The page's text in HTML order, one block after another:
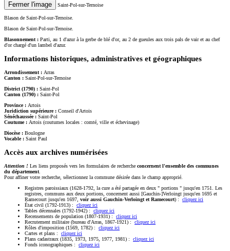
Fermer l'image
Saint-Pol-sur-Ternoise
Blason de Saint-Pol-sur-Ternoise.
Blason de Saint-Pol-sur-Ternoise.
Blasonnement : Parti, au 1 d'azur à la gerbe de blé d'or, au 2 de gueules aux trois pals de vair et au chef
d'or chargé d'un lambel d'azur.
Informations historiques, administratives et géographiques
Arrondissement : Arras
Canton : Saint-Pol-sur-Ternoise
District (1790) : Saint-Pol
Canton (1790) : Saint-Pol
Province : Artois
Juridiction supérieure : Conseil d'Artois
Sénéchaussée : Saint-Pol
Coutume : Artois (coutumes locales : comté, ville et échevinage)
Diocèse : Boulogne
Vocable : Saint Paul
Accès aux archives numérisées
Attention ! Les liens proposés vers les formulaires de recherche concernent l'ensemble des communes
du département
Pour affiner votre recherche, sélectionnez la commune désirée dans le champ approprié.
Registres paroissiaux (1628-1792, la cure a été partagée en deux " portions " jusqu'en 1751. Les
registres, communs aux deux portions, concernent aussi [Gauchin-]Verloingt jusqu'en 1695 et
Ramecourt jusqu'en 1697, voir aussi Gauchin-Verloingt et Ramecourt) : cliquez ici
État civil (1792-1913) : cliquez ici
Tables décennales (1792-1942) : cliquez ici
Recensements de population (1807-1931) : cliquez ici
Recrutement militaire (bureau d'Arras, 1867-1921) : cliquez ici
Rôles d'imposition (1569, 1782) : cliquez ici
Cartes et plans : cliquez ici
Plans cadastraux (1835, 1973, 1975, 1977, 1981) : cliquez ici
Fonds iconographiques : cliquez ici